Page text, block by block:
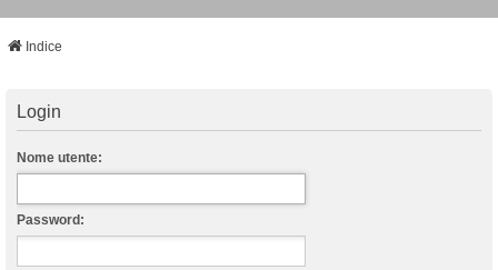
Indice
Login
Nome utente:
Password: